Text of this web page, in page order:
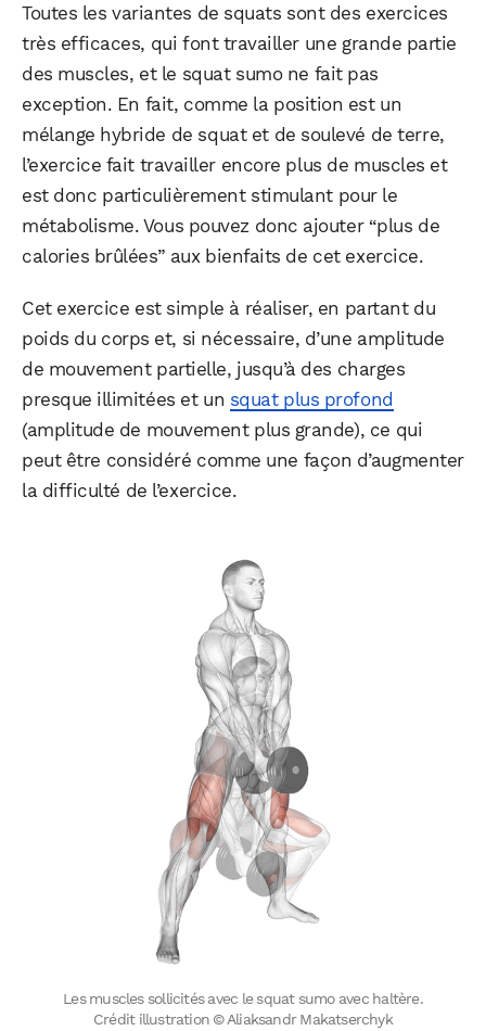
Toutes les variantes de squats sont des exercices
très efficaces, qui font travailler une grande partie
des muscles, et le squat sumo ne fait pas
exception. En fait, comme la position est un
mélange hybride de squat et de soulevé de terre,
l’exercice fait travailler encore plus de muscles et
est donc particulièrement stimulant pour le
métabolisme. Vous pouvez donc ajouter “plus de
calories brûlées” aux bienfaits de cet exercice.
Cet exercice est simple à réaliser, en partant du
poids du corps et, si nécessaire, d’une amplitude
de mouvement partielle, jusqu’à des charges
presque illimitées et un squat plus profond
(amplitude de mouvement plus grande), ce qui
peut être considéré comme une façon d’augmenter
la difficulté de l’exercice.
Les muscles sollicités avec le squat sumo avec haltère.
Crédit illustration © Aliaksandr Makatserchyk